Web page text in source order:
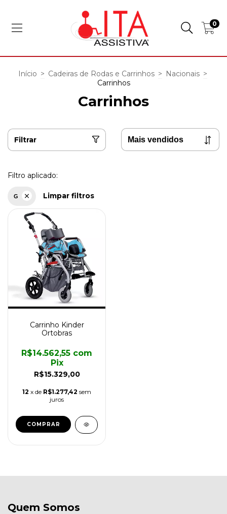
0
Início > Cadeiras de Rodas e Carrinhos > Nacionais >
Carrinhos
Carrinhos
Filtrar
Filtro aplicado:
G Limpar filtros
Carrinho Kinder
Ortobras
R$15.329,00
R$14.562,55 com
Pix
12 x de R$1.277,42 sem
juros
COMPRAR
Quem Somos